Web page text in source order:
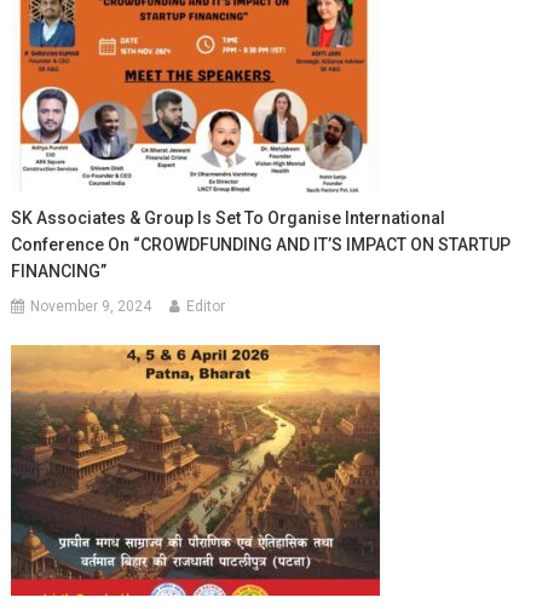
SK Associates & Group Is Set To Organise International
Conference On “CROWDFUNDING AND IT’S IMPACT ON STARTUP
FINANCING”
November 9, 2024 Editor